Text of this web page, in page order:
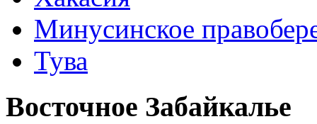
Минусинское
Тува
Восточное Забайкалье